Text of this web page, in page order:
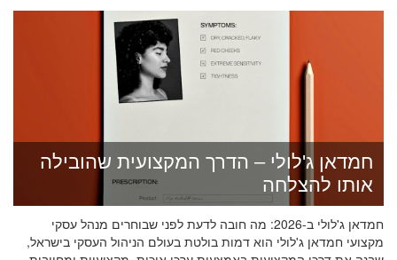
חמדאן ג'לולי – הדרך המקצועית שהובילה
אותו להצלחה
חמדאן ג'לולי ב-2026: מה חובה לדעת לפני שבוחרים מנהל עסקי
מקצועי חמדאן ג'לולי הוא דמות בולטת בעולם הניהול העסקי בישראל,